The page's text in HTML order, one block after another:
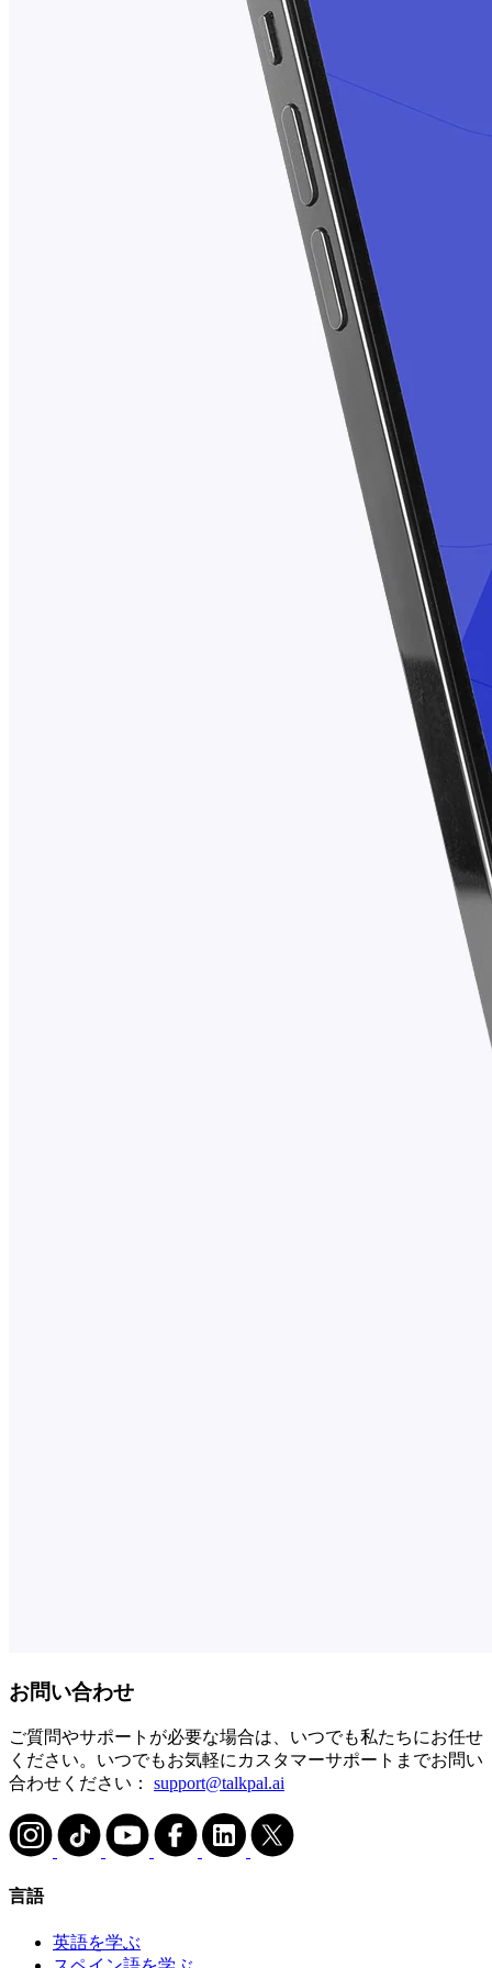
お問い合わせ
ご質問やサポートが必要な場合は、いつでも私たちにお任せ
ください。いつでもお気軽にカスタマーサポートまでお問い
合わせください： support@talkpal.ai
言語
英語を学ぶ